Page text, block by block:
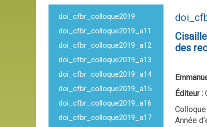
doi_cfbr_colloque2019
doi_cfbr_colloque2019_a11
doi_cfbr_colloque2019_a12
doi_cfbr_colloque2019_a13
doi_cfbr_colloque2019_a14
doi_cfbr_colloque2019_a15
doi_cfbr_colloque2019_a16
doi_cfbr_colloque2019_a17
des
Éditeur :
Année